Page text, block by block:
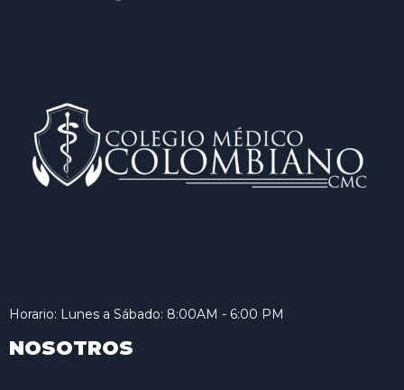
Horario: Lunes a Sábado: 8:00AM - 6:00 PM
NOSOTROS